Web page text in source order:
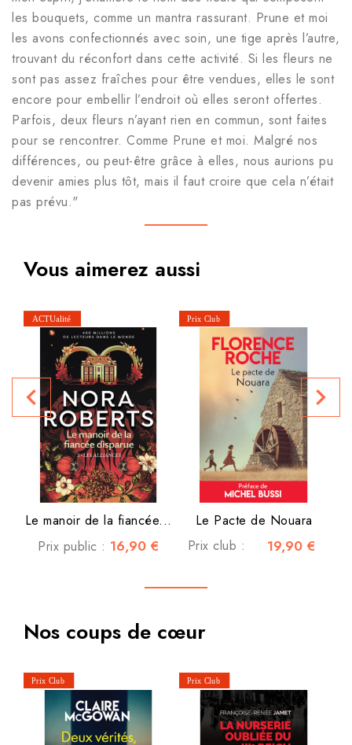
les bouquets, comme un mantra rassurant. Prune et moi
les avons confectionnés avec soin, une tige après l’autre,
trouvant du réconfort dans cette activité. Si les fleurs ne
sont pas assez fraîches pour être vendues, elles le sont
encore pour embellir l’endroit où elles seront offertes.
Parfois, deux fleurs n’ayant rien en commun, sont faites
pour se rencontrer. Comme Prune et moi. Malgré nos
différences, ou peut-être grâce à elles, nous aurions pu
devenir amies plus tôt, mais il faut croire que cela n’était
pas prévu."
Vous aimerez aussi
Le manoir de la fiancée...
Prix public : 16,90 €
Le Pacte de Nouara
Prix club :
19,90 €
navigate_before navigate_next
Nos coups de cœur